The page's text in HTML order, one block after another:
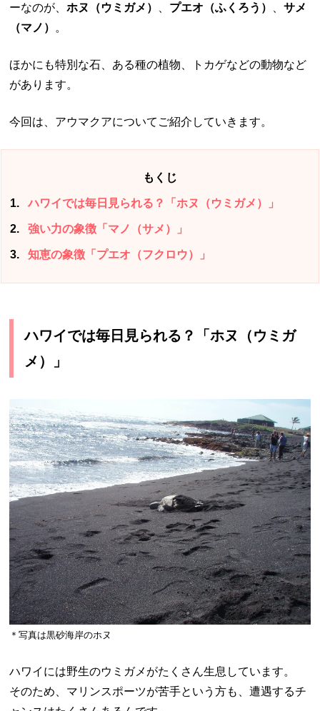
ーなのが、ホヌ（ウミガメ） プエオ（ふくろう） 、サメ
（マノ） 。
ほかにも特別な石、ある種の植物、トカゲなどの動物など
があります。
今回は、アウマクアについてご紹介していきます。
もくじ
1 ハワイでは毎日見られる？「ホヌ（ウミガメ）」
2 強い力の象徴「マノ（サメ）」
3 知恵の象徴「プエオ（フクロウ）」
ハワイでは毎日見られる？「ホヌ（ウミガ
メ）」
＊写真は黒砂海岸のホヌ
ハワイには野生のウミガメがたくさん生息しています。
そのため、マリンスポーツが苦手という方も、遭遇するチ